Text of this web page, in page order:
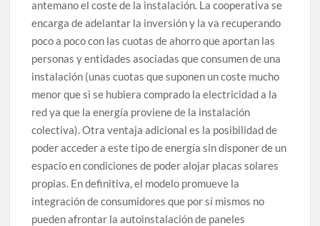
antemano el coste de la instalación. La cooperativa se
encarga de adelantar la inversión y la va recuperando
poco a poco con las cuotas de ahorro que aportan las
personas y entidades asociadas que consumen de una
instalación (unas cuotas que suponen un coste mucho
menor que si se hubiera comprado la electricidad a la
red ya que la energía proviene de la instalación
colectiva). Otra ventaja adicional es la posibilidad de
poder acceder a este tipo de energía sin disponer de un
espacio en condiciones de poder alojar placas solares
propias. En definitiva, el modelo promueve la
integración de consumidores que por sí mismos no
pueden afrontar la autoinstalación de paneles